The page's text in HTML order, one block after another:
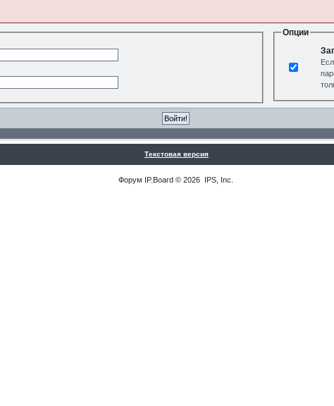
Опции
Текстовая версия
Форум IP.Board © 2026 IPS, Inc